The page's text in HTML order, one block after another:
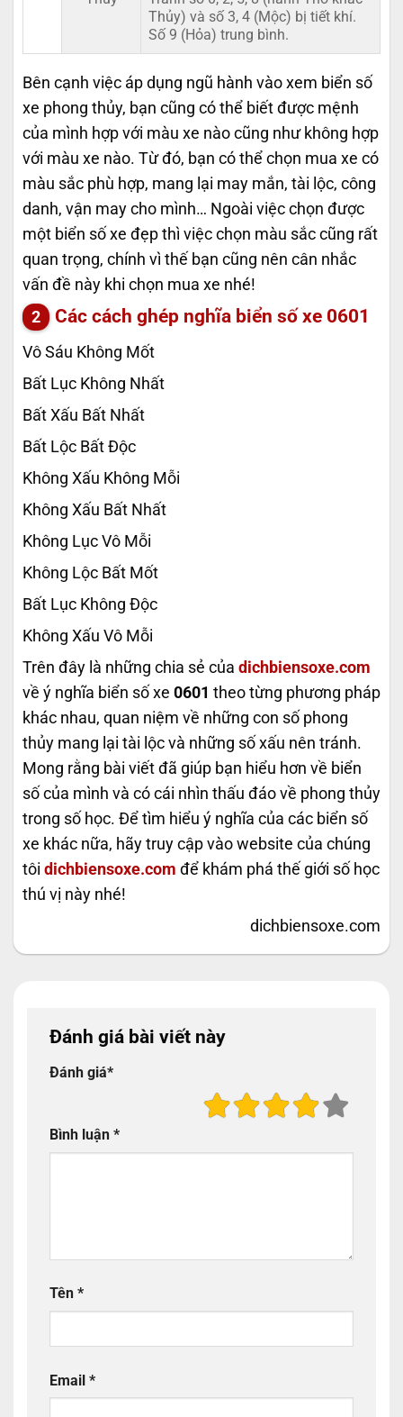
Thủy) và số 3, 4 (Mộc) bị tiết khí.
Số 9 (Hỏa) trung bình.
Bên cạnh việc áp dụng ngũ hành vào xem biển số
xe phong thủy, bạn cũng có thể biết được mệnh
của mình hợp với màu xe nào cũng như không hợp
với màu xe nào. Từ đó, bạn có thể chọn mua xe có
màu sắc phù hợp, mang lại may mắn, tài lộc, công
danh, vận may cho mình… Ngoài việc chọn được
một biển số xe đẹp thì việc chọn màu sắc cũng rất
quan trọng, chính vì thế bạn cũng nên cân nhắc
vấn đề này khi chọn mua xe nhé!
Các cách ghép nghĩa biển số xe 0601
Vô Sáu Không Mốt
Bất Lục Không Nhất
Bất Xấu Bất Nhất
Bất Lộc Bất Độc
Không Xấu Không Mỗi
Không Xấu Bất Nhất
Không Lục Vô Mỗi
Không Lộc Bất Mốt
Bất Lục Không Độc
Không Xấu Vô Mỗi
Trên đây là những chia sẻ của dichbiensoxe.com
về ý nghĩa biển số xe 0601 theo từng phương pháp
khác nhau, quan niệm về những con số phong
thủy mang lại tài lộc và những số xấu nên tránh.
Mong rằng bài viết đã giúp bạn hiểu hơn về biển
số của mình và có cái nhìn thấu đáo về phong thủy
trong số học. Để tìm hiểu ý nghĩa của các biển số
xe khác nữa, hãy truy cập vào website của chúng
tôi dichbiensoxe.com để khám phá thế giới số học
thú vị này nhé!
dichbiensoxe.com
Đánh giá bài viết này
Đánh giá*
Bình luận *
Tên *
Email *